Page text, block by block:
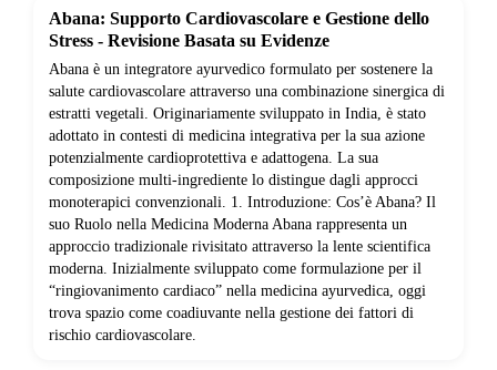
Abana: Supporto Cardiovascolare e Gestione dello
Stress - Revisione Basata su Evidenze
Abana è un integratore ayurvedico formulato per sostenere la
salute cardiovascolare attraverso una combinazione sinergica di
estratti vegetali. Originariamente sviluppato in India, è stato
adottato in contesti di medicina integrativa per la sua azione
potenzialmente cardioprotettiva e adattogena. La sua
composizione multi-ingrediente lo distingue dagli approcci
monoterapici convenzionali. 1. Introduzione: Cos’è Abana? Il
suo Ruolo nella Medicina Moderna Abana rappresenta un
approccio tradizionale rivisitato attraverso la lente scientifica
moderna. Inizialmente sviluppato come formulazione per il
“ringiovanimento cardiaco” nella medicina ayurvedica, oggi
trova spazio come coadiuvante nella gestione dei fattori di
rischio cardiovascolare.